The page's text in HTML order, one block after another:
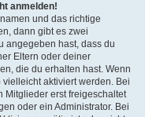
anmelden!
und das richtige
dann gibt es zwei
angegeben hast, dass du
Eltern oder deiner
die du erhalten hast. Wenn
aktiviert werden. Bei
Mitglieder erst freigeschaltet
oder ein Administrator. Bei